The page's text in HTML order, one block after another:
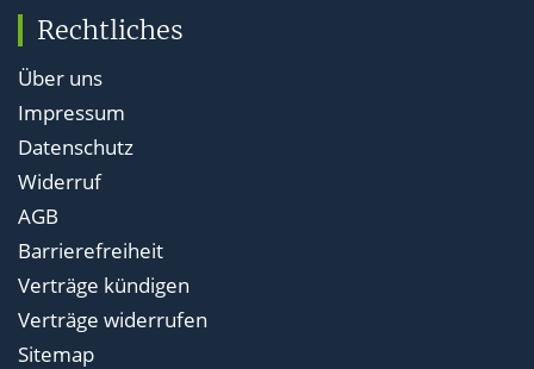
Rechtliches
Über uns
Impressum
Datenschutz
Widerruf
AGB
Barrierefreiheit
Verträge kündigen
Verträge widerrufen
Sitemap